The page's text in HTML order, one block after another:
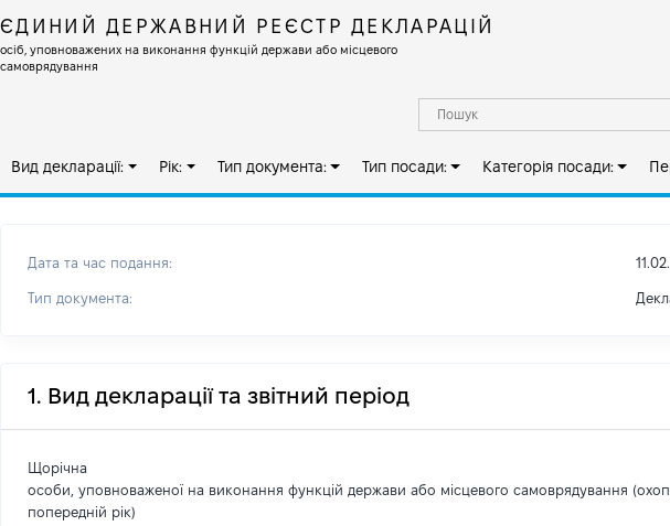
ЄДИНИЙ ДЕРЖАВНИЙ РЕЄСТР ДЕКЛАРАЦІЙ
осіб, уповноважених на виконання функцій держави або місцевого
самоврядування
Вид декларації: Рік: Тип документа: Тип посади: Категорія посади:
Дата та час подання:
Тип документа:
1. Вид декларації та звітний період
Щорічна
особи, уповноваженої на виконання функцій держави або місцевого самоврядування
попередній рік)